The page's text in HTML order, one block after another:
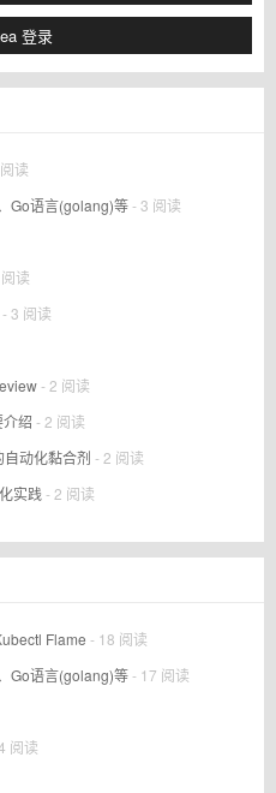
登录
读
Go语言(golang)等- 3 阅读
读
- 3 阅读
- 2 阅读
绍 - 2 阅读
动化黏合剂 - 2 阅读
实践 - 2 阅读
Flame - 18 阅读
Go语言(golang)等- 17 阅读
阅读